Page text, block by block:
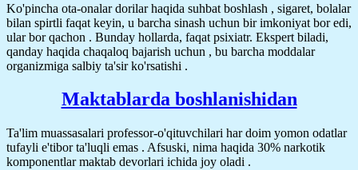
Ko'pincha ota-onalar dorilar haqida suhbat boshlash , sigaret, bolalar
bilan spirtli faqat keyin, u barcha sinash uchun bir imkoniyat bor edi,
ular bor qachon . Bunday hollarda, faqat psixiatr. Ekspert biladi,
qanday haqida chaqaloq bajarish uchun , bu barcha moddalar
organizmiga salbiy ta'sir ko'rsatishi .
Maktablarda boshlanishidan
Ta'lim muassasalari professor-o'qituvchilari har doim yomon odatlar
tufayli e'tibor ta'luqli emas . Afsuski, nima haqida 30% narkotik
komponentlar maktab devorlari ichida joy oladi .